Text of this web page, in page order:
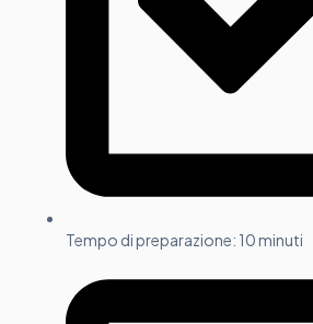
Tempo di preparazione: 10 minuti